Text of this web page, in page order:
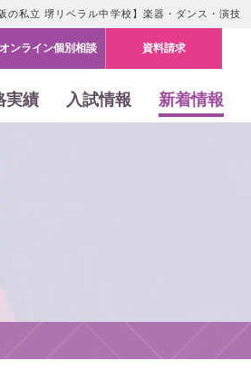
私立 堺リベラル中学校】楽器・ダンス・演技
オンライン個別相談 資料請求
実績 入試情報 新着情報